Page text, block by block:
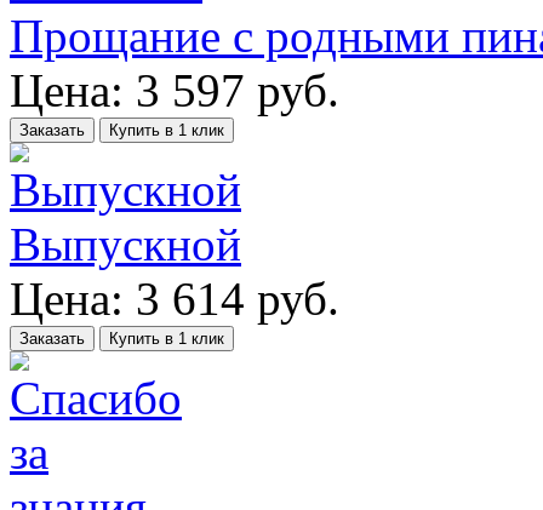
Прощание с родными
Цена: 3 597 руб.
Заказать Купить в 1 клик
Выпускной
Цена: 3 614 руб.
Заказать Купить в 1 клик